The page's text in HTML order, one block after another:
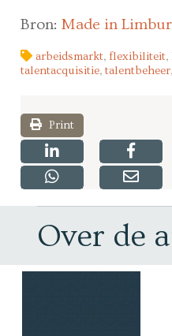
Bron: Made in
arbeidsmarkt, flexibiliteit,
talentacquisitie,talentbeheer
Print
Over de